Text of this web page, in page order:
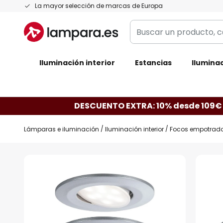
La mayor selección de marcas de Europa
Ir
contenido
Buscar
un
categoría,
Iluminación interior Estancias
DESCUENTO EXTRA: 10% desde
Lámparas e iluminación Iluminación interior Focos